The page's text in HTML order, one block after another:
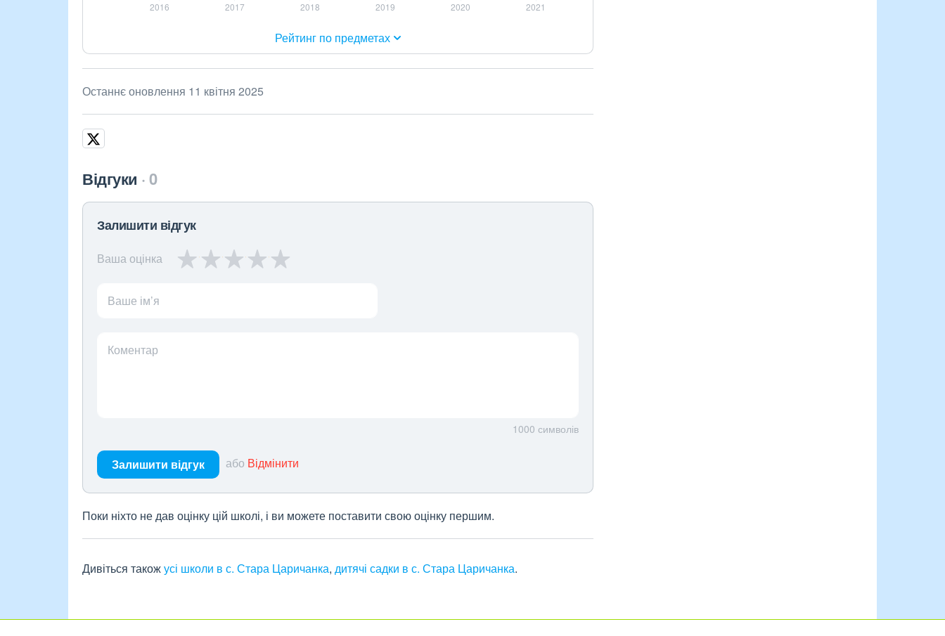
Рейтинг по предметах
Останнє оновлення 11 квітня 2025
Відгуки 0
Залишити відгук
Ваша оцінка
Ваше ім’я
Коментар
1000 символів
Залишити відгук або Відмінити
Поки ніхто не дав оцінку цій школі, і ви можете поставити свою оцінку першим.
Дивіться такожусі школи в с. Стара Царичанка, дитячі садки в с. Стара Царичанка.